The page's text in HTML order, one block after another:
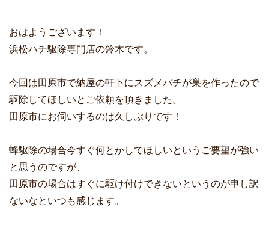
おはようございます！
浜松ハチ駆除専門店の鈴木です。
今回は田原市で納屋の軒下にスズメバチが巣を作ったので
駆除してほしいとご依頼を頂きました。
田原市にお伺いするのは久しぶりです！
蜂駆除の場合今すぐ何とかしてほしいというご要望が強い
と思うのですが、
田原市の場合はすぐに駆け付けできないというのが申し訳
ないなといつも感じます。